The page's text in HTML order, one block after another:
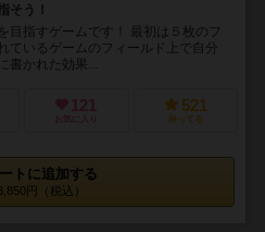
そう！
目指すゲームです！ 最初は５枚のフ
ているゲームのフィールド上で自分
書かれた効果...
121
お気に入り
521
持ってる
トに追加する
円（税込）